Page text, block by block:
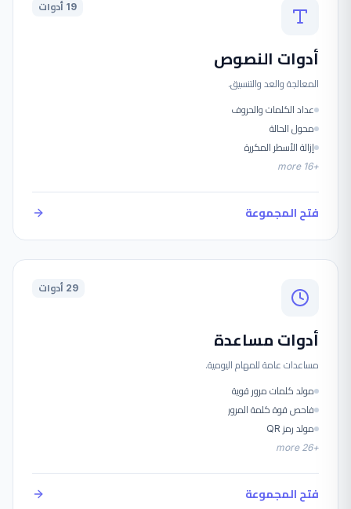
19 أدوات
أدوات النصوص
المعالجة والعد والتنسيق.
عداد الكلمات والحروف
محول الحالة
إزالة الأسطر المكررة
+
16
more
فتح المجموعة
29 أدوات
أدوات مساعدة
مساعدات عامة للمهام اليومية.
مولد كلمات مرور قوية
فاحص قوة كلمة المرور
مولد رمز QR
+
26
more
فتح المجموعة